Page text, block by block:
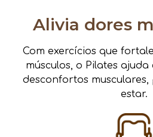
Alivia dores
Com exercícios que
músculos, o Pilates
desconfortos
estar.